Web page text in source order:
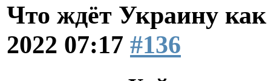
Что ждёт Украину как
2022 07:17 #136